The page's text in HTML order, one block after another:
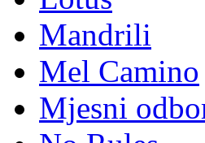
Mandrili
Mel Camino
Mjesni